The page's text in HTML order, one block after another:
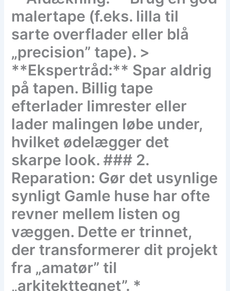
malertape (f.eks. lilla til
sarte overflader eller blå
„precision” tape). >
**Ekspertråd:** Spar aldrig
på tapen. Billig tape
efterlader limrester eller
lader malingen løbe under,
hvilket ødelægger det
skarpe look. ### 2.
Reparation: Gør det usynlige
synligt Gamle huse har ofte
revner mellem listen og
væggen. Dette er trinnet,
der transformerer dit projekt
fra „amatør” til
„arkitekttegnet”. *